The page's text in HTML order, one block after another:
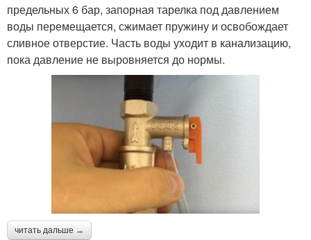
предельных 6 бар, запорная тарелка под давлением
воды перемещается, сжимает пружину и освобождает
сливное отверстие. Часть воды уходит в канализацию,
пока давление не выровняется до нормы.
читать дальше →